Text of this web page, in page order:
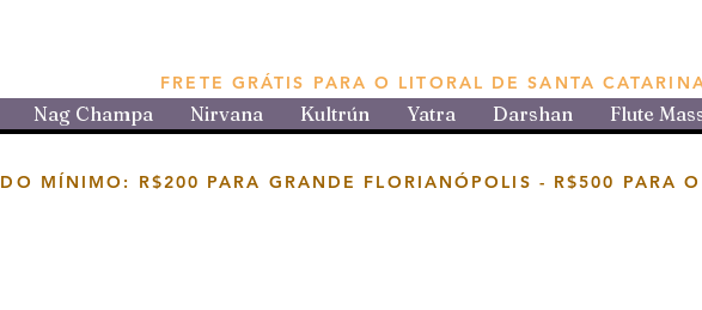
Nag Champa Nirvana Kultrún Yatra Darshan Flute
FRETE GRÁTIS PARA O LITORAL DE SANTA
MÍNIMO: R$200 PARA GRANDE FLORIANÓPOLIS - R$500 PARA